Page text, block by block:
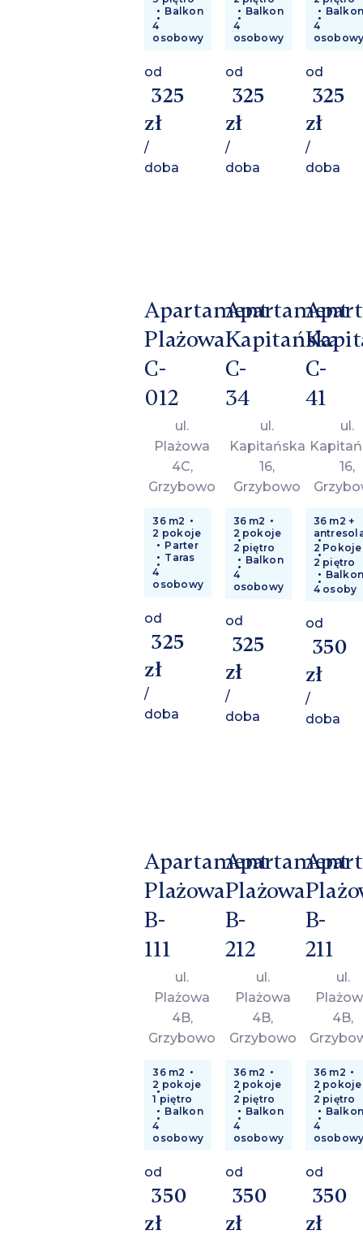
Balkon
4
osobowy
od
325
zł
/
doba
Balkon
4
osobowy
od
325
zł
/
doba
4
od
325
zł
/
doba
Apartament
Plażowa
C-
012
ul.
Plażowa
4C,
Grzybowo
36 m2
2 pokoje
Parter
Taras
4
osobowy
od
325
zł
/
doba
Apartament
Kapitańska
C-
34
ul.
Kapitańska
16,
Grzybowo
36 m2
2 pokoje
2 piętro
Balkon
4
osobowy
od
325
zł
/
doba
C-
41
ul.
16,
36 m2 +
2 Pokoje
2 piętro
4 osoby
od
350
zł
/
doba
Apartament
Plażowa
B-
111
ul.
Plażowa
4B,
Grzybowo
36 m2
2 pokoje
1 piętro
Balkon
4
osobowy
od
350
zł
Apartament
Plażowa
B-
212
ul.
Plażowa
4B,
Grzybowo
36 m2
2 pokoje
2 piętro
Balkon
4
osobowy
od
350
zł
B-
211
ul.
4B,
36 m2
2 pokoje
2 piętro
4
od
350
zł